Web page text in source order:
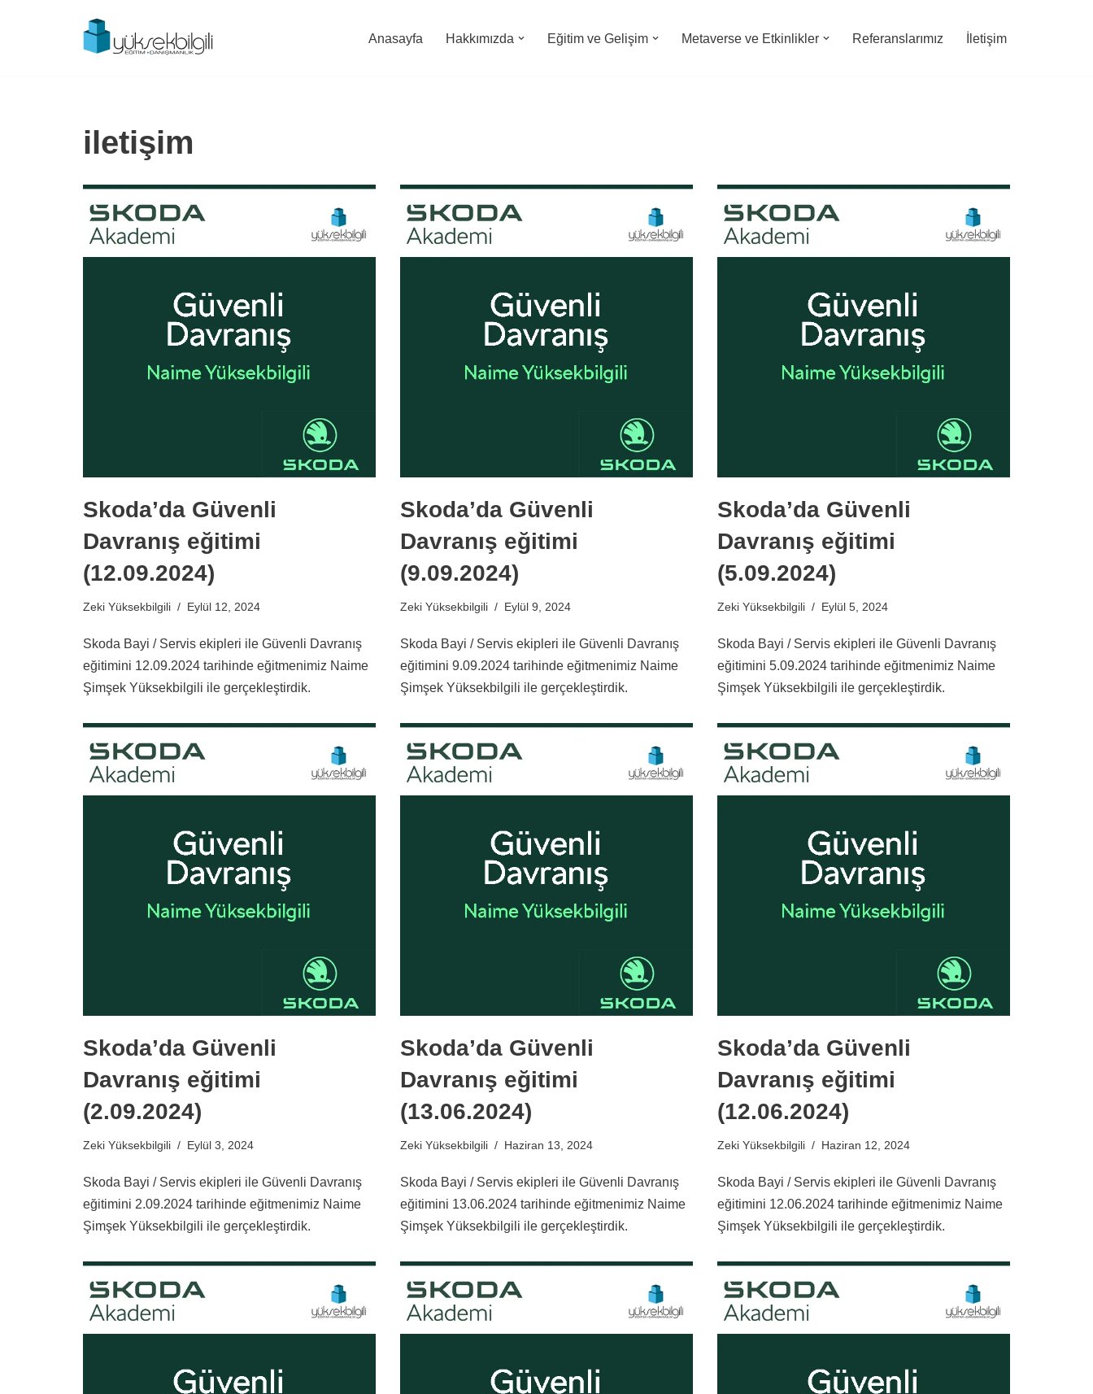
Anasayfa Hakkımızda Eğitim ve Gelişim Metaverse ve Etkinlikler Referanslarımız İletişim
iletişim
Skoda’da Güvenli
Davranış eğitimi
(12.09.2024)
Zeki Yüksekbilgili Eylül 12, 2024
Skoda Bayi / Servis ekipleri ile Güvenli Davranış
eğitimini 12.09.2024 tarihinde eğitmenimiz Naime
Şimşek Yüksekbilgili ile gerçekleştirdik.
Skoda’da Güvenli
Davranış eğitimi
(9.09.2024)
Zeki Yüksekbilgili Eylül 9, 2024
Skoda Bayi / Servis ekipleri ile Güvenli Davranış
eğitimini 9.09.2024 tarihinde eğitmenimiz Naime
Şimşek Yüksekbilgili ile gerçekleştirdik.
Skoda’da Güvenli
Davranış eğitimi
(5.09.2024)
Zeki Yüksekbilgili Eylül 5, 2024
Skoda Bayi / Servis ekipleri ile Güvenli Davranış
eğitimini 5.09.2024 tarihinde eğitmenimiz Naime
Şimşek Yüksekbilgili ile gerçekleştirdik.
Skoda’da Güvenli
Davranış eğitimi
(2.09.2024)
Zeki Yüksekbilgili Eylül 3, 2024
Skoda Bayi / Servis ekipleri ile Güvenli Davranış
eğitimini 2.09.2024 tarihinde eğitmenimiz Naime
Şimşek Yüksekbilgili ile gerçekleştirdik.
Skoda’da Güvenli
Davranış eğitimi
(13.06.2024)
Zeki Yüksekbilgili Haziran 13, 2024
Skoda Bayi / Servis ekipleri ile Güvenli Davranış
eğitimini 13.06.2024 tarihinde eğitmenimiz Naime
Şimşek Yüksekbilgili ile gerçekleştirdik.
Skoda’da Güvenli
Davranış eğitimi
(12.06.2024)
Zeki Yüksekbilgili Haziran 12, 2024
Skoda Bayi / Servis ekipleri ile Güvenli Davranış
eğitimini 12.06.2024 tarihinde eğitmenimiz Naime
Şimşek Yüksekbilgili ile gerçekleştirdik.